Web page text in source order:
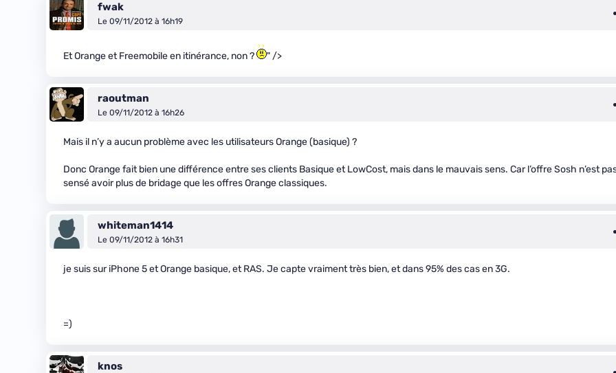
fwak
Le 09/11/2012 à 16h19
Et Orange et Freemobile en itinérance, non ? " />
raoutman
Le 09/11/2012 à 16h26
Mais il n’y a aucun problème avec les utilisateurs Orange (basique) ?
Donc Orange fait bien une différence entre ses clients Basique et LowCost, mais dans le mauvais sens. Car l’offre Sosh n’est
sensé avoir plus de bridage que les offres Orange classiques.
whiteman1414
Le 09/11/2012 à 16h31
je suis sur iPhone 5 et Orange basique, et RAS. Je capte vraiment très bien, et dans 95% des cas en 3G.
=)
knos